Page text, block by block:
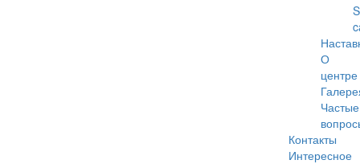
О
центре
Частые
Контакты
Интересное